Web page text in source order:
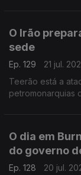
O Irão
sede
Ep. 129
21 jul.
Teerão está a
petromonarquias
O dia em
do governo
Ep. 128
20 jul.